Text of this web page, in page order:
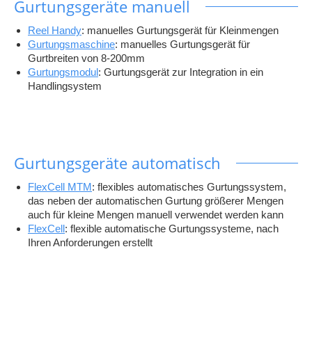
Gurtungsgeräte manuell
Reel Handy: manuelles Gurtungsgerät für Kleinmengen
Gurtungsmaschine: manuelles Gurtungsgerät für
Gurtbreiten von 8-200mm
Gurtungsmodul: Gurtungsgerät zur Integration in ein
Handlingsystem
Gurtungsgeräte automatisch
FlexCell MTM: flexibles automatisches Gurtungssystem,
das neben der automatischen Gurtung größerer Mengen
auch für kleine Mengen manuell verwendet werden kann
FlexCell: flexible automatische Gurtungssysteme, nach
Ihren Anforderungen erstellt